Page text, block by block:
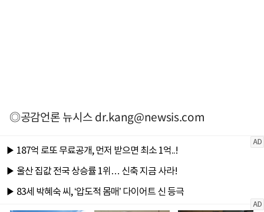
◎공감언론 뉴시스dr.kang@newsis.com